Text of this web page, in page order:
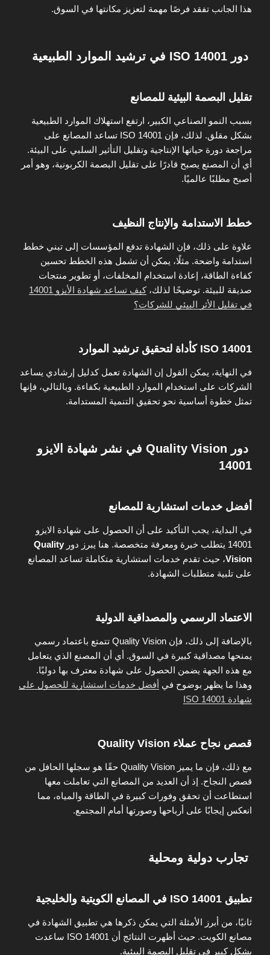
هذا الجانب تفقد فرصًا مهمة لتعزيز مكانتها في السوق.
دور ISO 14001 في ترشيد الموارد الطبيعية
تقليل البصمة البيئية للمصانع
بسبب النمو الصناعي الكبير، ارتفع استهلاك الموارد الطبيعية
بشكل مقلق. لذلك، فإن ISO 14001 تساعد المصانع على
مراجعة دورة حياتها الإنتاجية وتقليل التأثير السلبي على البيئة.
أي أن المصنع يصبح قادرًا على تقليل البصمة الكربونية، وهو أمر
أصبح مطلبًا عالميًا.
خطط الاستدامة والإنتاج النظيف
علاوة على ذلك، فإن الشهادة تدفع المؤسسات إلى تبني خطط
استدامة واضحة. مثلًا، يمكن أن تشمل هذه الخطط تحسين
كفاءة الطاقة، إعادة استخدام المخلفات، أو تطوير منتجات
صديقة للبيئة. توضيحًا لذلك،
كيف تساعد شهادة الأيزو 14001
في تقليل الأثر البيئي للشركات؟
ISO 14001 كأداة لتحقيق ترشيد الموارد
في النهاية، يمكن القول إن الشهادة تعمل كدليل إرشادي يساعد
الشركات على استخدام الموارد الطبيعية بكفاءة. وبالتالي، فإنها
تمثل خطوة أساسية نحو تحقيق التنمية المستدامة.
دور Quality Vision في نشر شهادة الايزو
14001
أفضل خدمات استشارية للمصانع
في البداية، يجب التأكيد على أن الحصول على شهادة الايزو
14001 يتطلب خبرة ومعرفة متخصصة. هنا يبرز دور
Quality
Vision، حيث تقدم خدمات استشارية متكاملة تساعد المصانع
على تلبية متطلبات الشهادة.
الاعتماد الرسمي والمصداقية الدولية
بالإضافة إلى ذلك، فإن Quality Vision تتمتع باعتماد رسمي
يمنحها مصداقية كبيرة في السوق. أي أن المصنع الذي يتعامل
مع هذه الجهة يضمن الحصول على شهادة معترف بها دوليًا.
وهذا ما يظهر بوضوح في أفضل خدمات استشارية للحصول على
شهادة ISO 14001
قصص نجاح عملاء Quality Vision
مع ذلك، فإن ما يميز Quality Vision حقًا هو سجلها الحافل من
قصص النجاح. إذ أن العديد من المصانع التي تعاملت معها
استطاعت أن تحقق وفورات كبيرة في الطاقة والمياه، مما
انعكس إيجابًا على أرباحها وصورتها أمام المجتمع.
تجارب دولية ومحلية
تطبيق ISO 14001 في المصانع الكويتية والخليجية
ثانيًا، من أبرز الأمثلة التي يمكن ذكرها هي تطبيق الشهادة في
مصانع الكويت. حيث أظهرت النتائج أن ISO 14001 ساعدت
بشكل كبير في تقليل البصمة البيئية.